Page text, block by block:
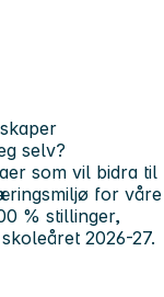
selv?
som vil bidra til
for våre
% stillinger,
2026-27.